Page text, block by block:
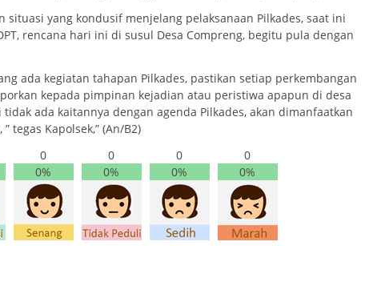
yang kondusif menjelang pelaksanaan Pilkades, saat ini
rencana hari ini di susul Desa Compreng, begitu pula dengan
ada kegiatan tahapan Pilkades, pastikan setiap perkembangan
kepada pimpinan kejadian atau peristiwa apapun di desa
ada kaitannya dengan agenda Pilkades, akan dimanfaatkan
tegas Kapolsek,” (An/B2)
0
0%
0
0%
0
0%
0
0%